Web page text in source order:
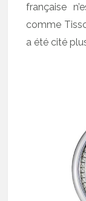
française
comme
a été cité